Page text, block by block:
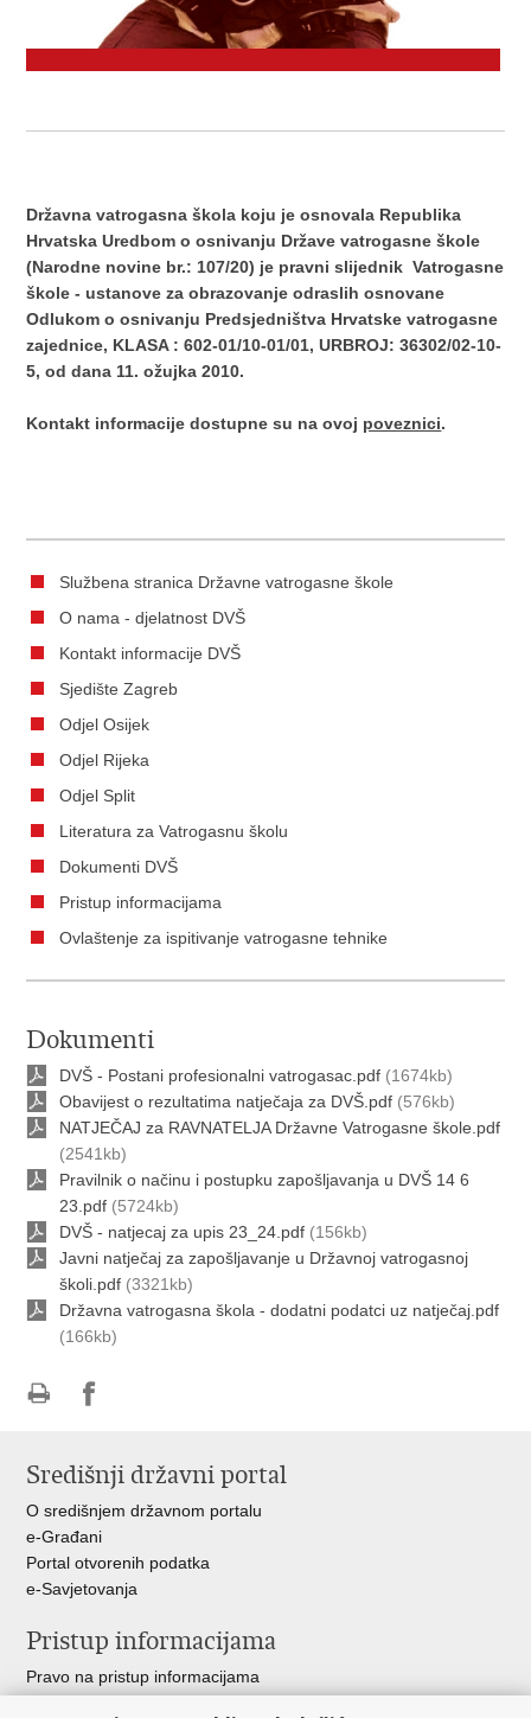
Državna vatrogasna škola koju je osnovala Republika
Hrvatska Uredbom o osnivanju Države vatrogasne škole
(Narodne novine br.: 107/20) je pravni slijednik Vatrogasne
škole - ustanove za obrazovanje odraslih osnovane
Odlukom o osnivanju Predsjedništva Hrvatske vatrogasne
zajednice, KLASA : 602-01/10-01/01, URBROJ: 36302/02-10-
5, od dana 11. ožujka 2010.
Kontakt informacije dostupne su na ovoj poveznici.
Službena stranica Državne vatrogasne škole
O nama - djelatnost DVŠ
Kontakt informacije DVŠ
Sjedište Zagreb
Odjel Osijek
Odjel Rijeka
Odjel Split
Literatura za Vatrogasnu školu
Dokumenti DVŠ
Pristup informacijama
Ovlaštenje za ispitivanje vatrogasne tehnike
Dokumenti
DVŠ - Postani profesionalni vatrogasac.pdf (1674kb)
Obavijest o rezultatima natječaja za DVŠ.pdf (576kb)
NATJEČAJ za RAVNATELJA Državne Vatrogasne škole.pdf
(2541kb)
Pravilnik o načinu i postupku zapošljavanja u DVŠ 14 6
23.pdf (5724kb)
DVŠ - natjecaj za upis 23_24.pdf (156kb)
Javni natječaj za zapošljavanje u Državnoj vatrogasnoj
školi.pdf (3321kb)
Državna vatrogasna škola - dodatni podatci uz natječaj.pdf
(166kb)
Facebooku
Središnji državni portal
O središnjem državnom portalu
e-Građani
Portal otvorenih podatka
e-Savjetovanja
Pristup informacijama
Pravo na pristup informacijama